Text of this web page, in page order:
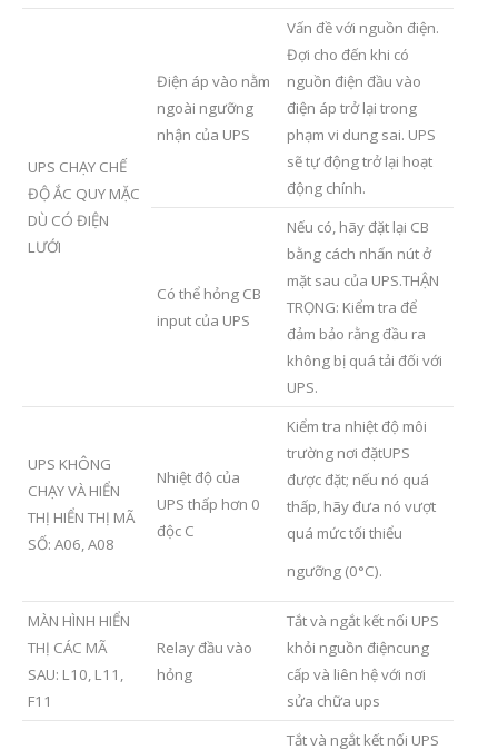
UPS CHẠY CHẾ
ĐỘ ẮC QUY MẶC
DÙ CÓ ĐIỆN
LƯỚI
Điện áp vào nằm
ngoài ngưỡng
nhận của UPS
Vấn đề với nguồn điện.
Đợi cho đến khi có
nguồn điện đầu vào
điện áp trở lại trong
phạm vi dung sai. UPS
sẽ tự động trở lại hoạt
động chính.
Có thể hỏng CB
input của UPS
Nếu có, hãy đặt lại CB
bằng cách nhấn nút ở
mặt sau của UPS.THẬN
TRỌNG: Kiểm tra để
đảm bảo rằng đầu ra
không bị quá tải đối với
UPS.
UPS KHÔNG
CHẠY VÀ HIỂN
THỊ HIỂN THỊ MÃ
SỐ: A06, A08
Nhiệt độ của
UPS thấp hơn 0
độc C
Kiểm tra nhiệt độ môi
trường nơi đặtUPS
được đặt; nếu nó quá
thấp, hãy đưa nó vượt
quá mức tối thiểu
ngưỡng (0°C).
MÀN HÌNH HIỂN
THỊ CÁC MÃ
SAU: L10, L11,
F11
Relay đầu vào
hỏng
Tắt và ngắt kết nối UPS
khỏi nguồn điệncung
cấp và liên hệ với nơi
sửa chữa ups
Tắt và ngắt kết nối UPS